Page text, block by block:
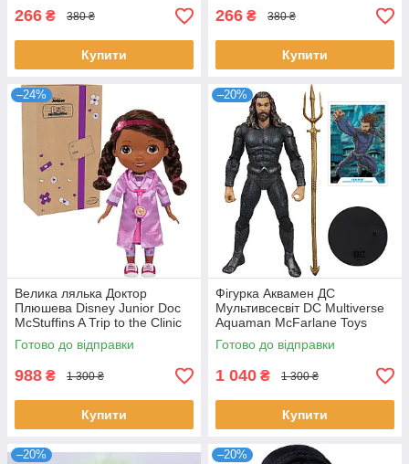
266 ₴ 380 ₴
Купити
266 ₴ 380 ₴
Купити
–24%
Велика лялька Доктор
Плюшева Disney Junior Doc
McStuffins A Trip to the Clinic
Готово до відправки
988 ₴ 1 300 ₴
Купити
–20%
Фігурка Аквамен ДС
Мультивсесвіт DC Multiverse
Aquaman McFarlane Toys
Готово до відправки
1 040 ₴ 1 300 ₴
Купити
–20% –20%